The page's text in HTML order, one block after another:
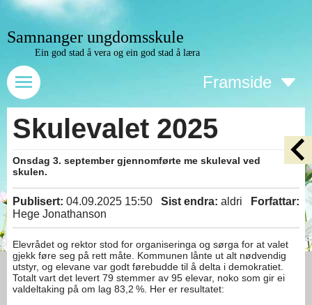
Samnanger ungdomsskule
Ein god stad å vera og ein god stad å læra
Framside
Skulevalet 2025
Onsdag 3. september gjennomførte me skuleval ved
skulen.
Publisert: 04.09.2025 15:50 Sist endra: aldri
Forfattar:
Hege Jonathanson
Elevrådet og rektor stod for organiseringa og sørga for at valet
gjekk føre seg på rett måte. Kommunen lånte ut alt nødvendig
utstyr, og elevane var godt førebudde til å delta i demokratiet.
Totalt vart det levert 79 stemmer av 95 elevar, noko som gir ei
valdeltaking på om lag 83,2 %. Her er resultatet: